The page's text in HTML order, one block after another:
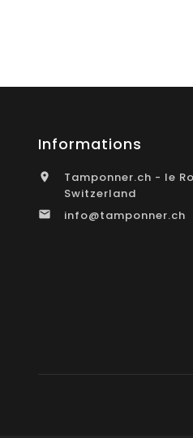
Informations

Tamponner.ch - le
Switzerland
 info@tamponner.ch